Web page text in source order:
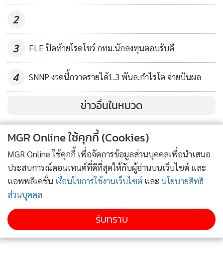
2
3 FLE ปิดท้ายโรดโชว์ กทม.นักลงทุนตอบรับดี
4 SNNP งวดนี้กวาดรายได้1.3 พันล.กำไรโต จ่ายปันผล
ข่าวอื่นในหมวด
MGR Online ใช้คุกกี้ (Cookies)
MGR Online ใช้คุกกี้ เพื่อจัดการข้อมูลส่วนบุคคลเพื่อนำเสนอ
ประสบการณ์คอนเทนต์ที่ดีที่สุดให้กับผู้อ่านบนเว็บไซต์ และ
แอพพลิเคชั่น เงื่อนไขการใช้งานเว็บไซต์ และ นโยบายสิทธิ
ส่วนบุคคล
รับทราบ